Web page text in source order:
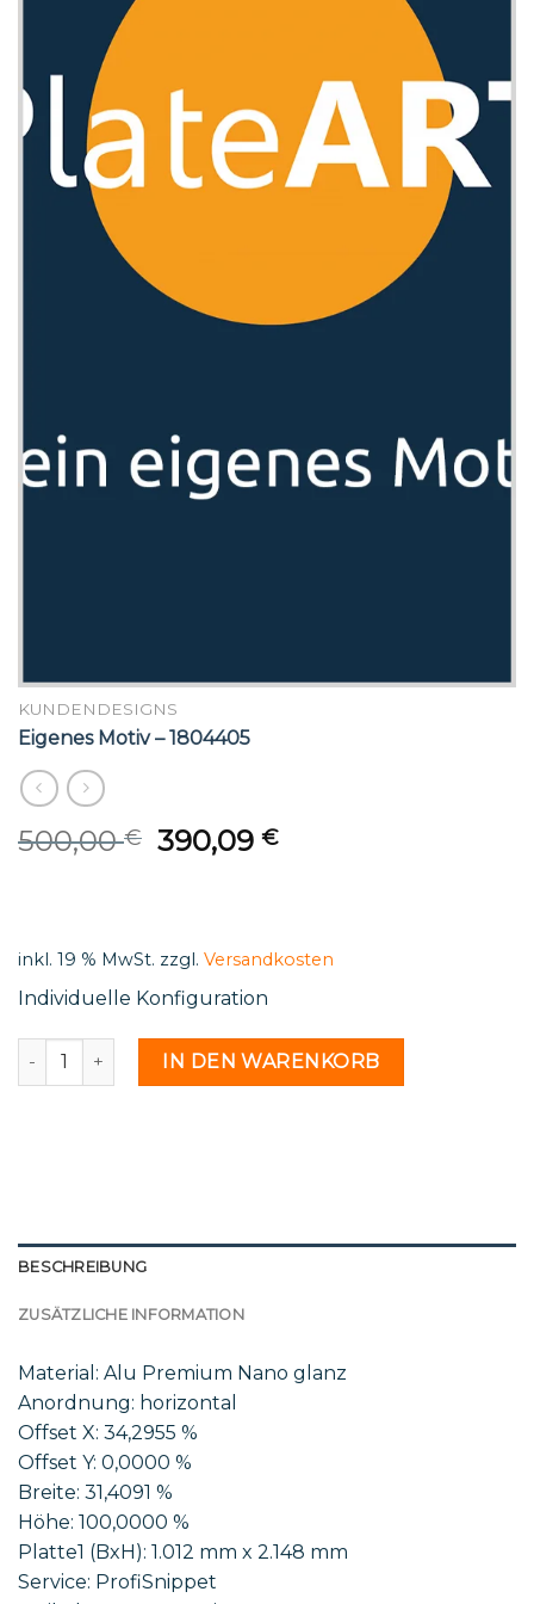
KUNDENDESIGNS
Eigenes Motiv – 1804405
500,00€ Original
390,09€Current
inkl. 19 % MwSt. zzgl. Versandkosten
Individuelle Konfiguration
Eigenes Motiv - 1804405 Menge
IN DEN WARENKORB
BESCHREIBUNG
ZUSÄTZLICHE INFORMATION
Material: Alu Premium Nano glanz
Anordnung: horizontal
Offset X: 34,2955 %
Offset Y: 0,0000 %
Breite: 31,4091 %
Höhe: 100,0000 %
Platte1 (BxH): 1.012 mm x 2.148 mm
Service: ProfiSnippet